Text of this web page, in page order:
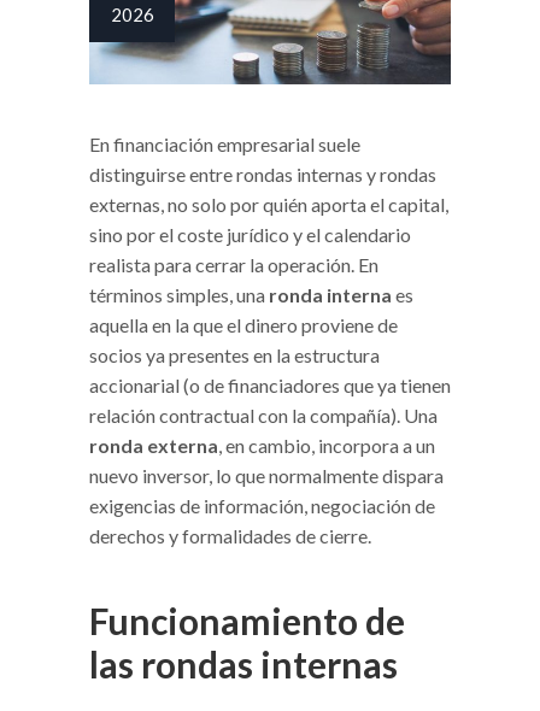
2026
En financiación empresarial suele
distinguirse entre rondas internas y rondas
externas, no solo por quién aporta el capital,
sino por el coste jurídico y el calendario
realista para cerrar la operación. En
términos simples, una ronda interna es
aquella en la que el dinero proviene de
socios ya presentes en la estructura
accionarial (o de financiadores que ya tienen
relación contractual con la compañía). Una
ronda externa, en cambio, incorpora a un
nuevo inversor, lo que normalmente dispara
exigencias de información, negociación de
derechos y formalidades de cierre.
Funcionamiento de
las rondas internas